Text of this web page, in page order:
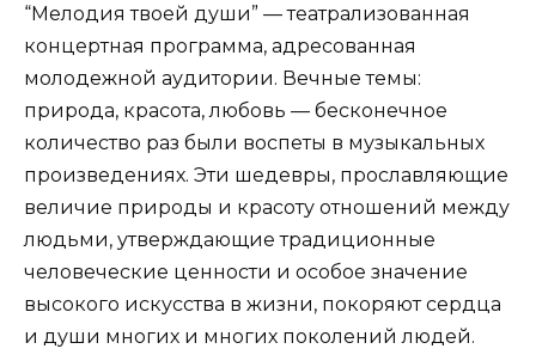
“Мелодия твоей души” — театрализованная
концертная программа, адресованная
молодежной аудитории. Вечные темы:
природа, красота, любовь — бесконечное
количество раз были воспеты в музыкальных
произведениях. Эти шедевры, прославляющие
величие природы и красоту отношений между
людьми, утверждающие традиционные
человеческие ценности и особое значение
высокого искусства в жизни, покоряют сердца
и души многих и многих поколений людей.